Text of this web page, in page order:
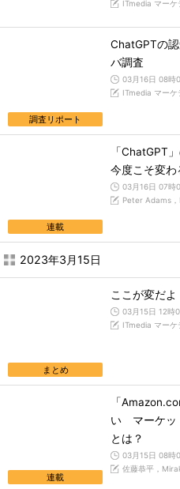
ITmedia マーケ
調査リポート
ChatGPTの
バ調査
03月16日 08時
ITmedia マーケ
連載
「ChatGPT
今度こそ変わ
03月16日 07時
Peter Adams
2023年3月15日
まとめ
ここが変だよ
03月15日 12時
ITmedia マーケ
連載
「
い マーケッ
とは？
03月15日 08時
佐藤恭平，